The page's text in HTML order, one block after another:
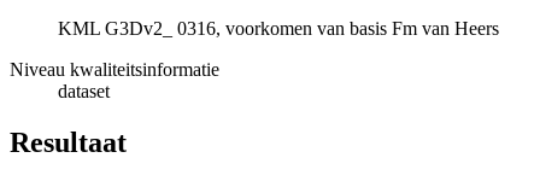
KML G3Dv2_ 0316, voorkomen van basis Fm van Heers
Niveau kwaliteitsinformatie
dataset
Resultaat